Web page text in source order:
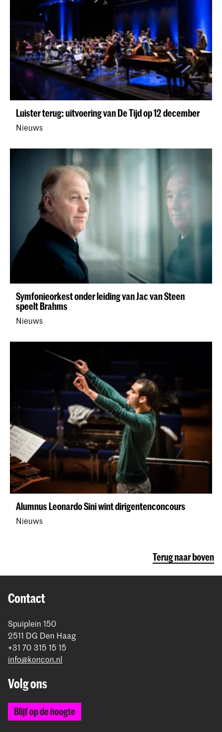
Luister terug: uitvoering van De Tijd op 12 december
Nieuws
Symfonieorkest onder leiding van Jac van Steen
speelt Brahms
Nieuws
Alumnus Leonardo Sini wint dirigentenconcours
Nieuws
Terug naar boven
Contact
Spuiplein 150
2511 DG Den Haag
+31 70 315 15 15
info@koncon.nl
Volg ons
Blijf op de hoogte